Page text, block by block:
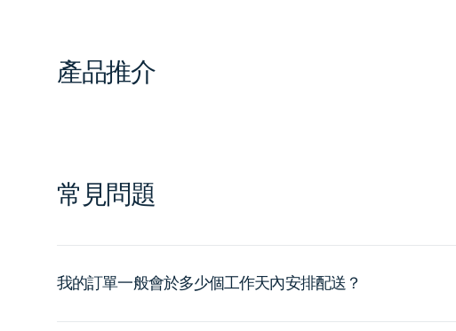
產品推介
常見問題
我的訂單一般會於多少個工作天內安排配送？